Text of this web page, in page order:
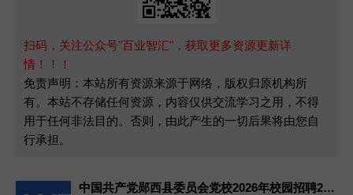
扫码，关注公众号"百业智汇"，获取更多资源更新详
情！！！
免责声明：本站所有资源来源于网络，版权归原机构所
有。本站不存储任何资源，内容仅供交流学习之用，不得
用于任何非法目的。否则，由此产生的一切后果将由您自
行承担。
中国共产党郧西县委员会党校2026年校园招聘2名高层次及急需紧缺人才公告（第一场）